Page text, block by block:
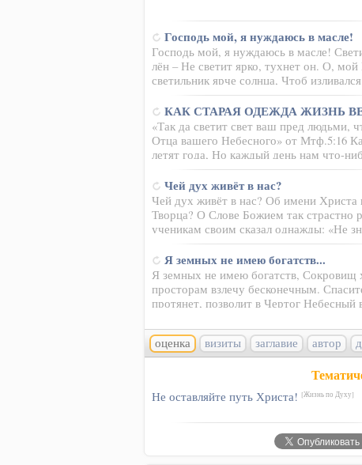
Господь мой, я нуждаюсь в масле!
Господь мой, я нуждаюсь в масле!
лён – Не светит ярко, тухнет он. О,
светильник ярче солнца, Чтоб
КАК СТАРАЯ ОДЕЖДА ЖИЗНЬ
«Так да светит свет ваш пред людьми,
Отца вашего Небесного» от Мтф.5:16
летят года, Но каждый день нам что-
Чей дух живёт в нас?
Чей дух живёт в нас? Об имени
Творца? О Слове Божием так страстно
ученикам своим сказал однажды: «Не
Я земных не имею богатств...
Я земных не имею богатств, Сокровищ
просторам взлечу бесконечным.
протянет, позволит в Чертог
оценка визиты заглавие автор
Не оставляйте путь Христа! [Жизнь по Духу]